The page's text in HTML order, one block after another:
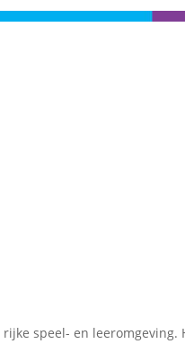
speel- en leeromgeving.